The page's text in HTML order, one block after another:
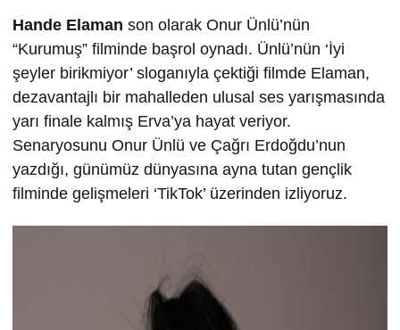
Hande Elaman son olarak Onur Ünlü’nün
“Kurumuş” filminde başrol oynadı. Ünlü’nün ‘İyi
şeyler birikmiyor’ sloganıyla çektiği filmde Elaman,
dezavantajlı bir mahalleden ulusal ses yarışmasında
yarı finale kalmış Erva’ya hayat veriyor.
Senaryosunu Onur Ünlü ve Çağrı Erdoğdu’nun
yazdığı, günümüz dünyasına ayna tutan gençlik
filminde gelişmeleri ‘TikTok’ üzerinden izliyoruz.